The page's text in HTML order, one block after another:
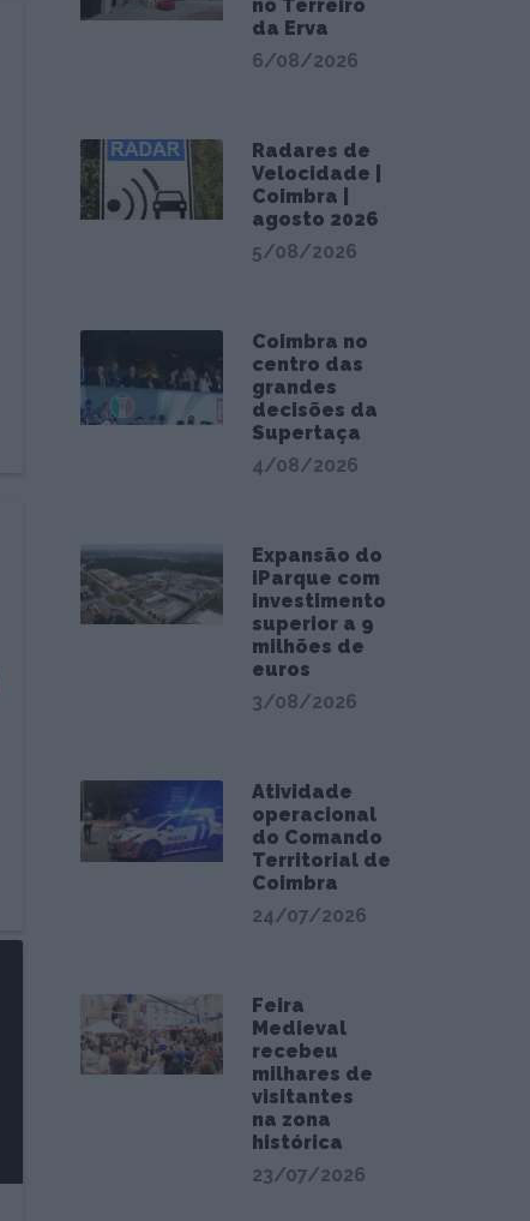
no Terreiro
da Erva
6/08/2026
Radares de
Velocidade |
Coimbra |
agosto 2026
5/08/2026
Coimbra no
centro das
grandes
decisões da
Supertaça
4/08/2026
Expansão do
iParque com
investimento
superior a 9
milhões de
euros
3/08/2026
Atividade
operacional
do Comando
Territorial de
Coimbra
24/07/2026
Feira
Medieval
recebeu
milhares de
visitantes
na zona
histórica
23/07/2026